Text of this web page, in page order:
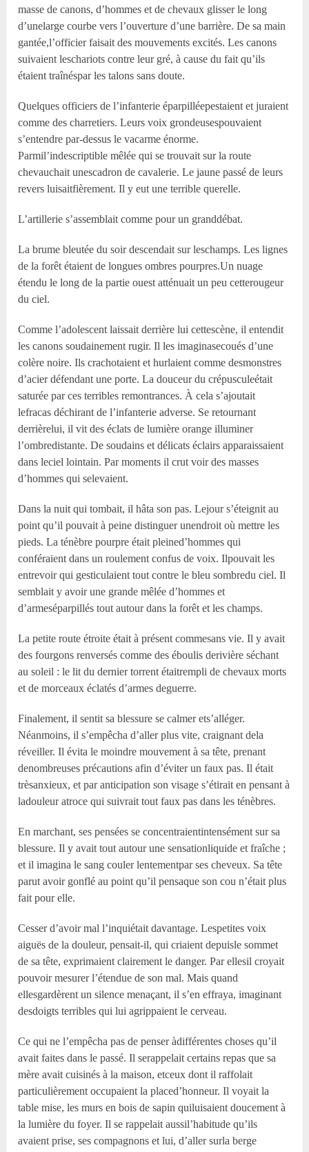
masse de canons, d’hommes et de chevaux glisser le long
d’unelarge courbe vers l’ouverture d’une barrière. De sa main
gantée,l’officier faisait des mouvements excités. Les canons
suivaient leschariots contre leur gré, à cause du fait qu’ils
étaient traînéspar les talons sans doute.
Quelques officiers de l’infanterie éparpilléepestaient et juraient
comme des charretiers. Leurs voix grondeusespouvaient
s’entendre par-dessus le vacarme énorme.
Parmil’indescriptible mêlée qui se trouvait sur la route
chevauchait unescadron de cavalerie. Le jaune passé de leurs
revers luisaitfièrement. Il y eut une terrible querelle.
L’artillerie s’assemblait comme pour un granddébat.
La brume bleutée du soir descendait sur leschamps. Les lignes
de la forêt étaient de longues ombres pourpres.Un nuage
étendu le long de la partie ouest atténuait un peu cetterougeur
du ciel.
Comme l’adolescent laissait derrière lui cettescène, il entendit
les canons soudainement rugir. Il les imaginasecoués d’une
colère noire. Ils crachotaient et hurlaient comme desmonstres
d’acier défendant une porte. La douceur du crépusculeétait
saturée par ces terribles remontrances. À cela s’ajoutait
lefracas déchirant de l’infanterie adverse. Se retournant
derrièrelui, il vit des éclats de lumière orange illuminer
l’ombredistante. De soudains et délicats éclairs apparaissaient
dans leciel lointain. Par moments il crut voir des masses
d’hommes qui selevaient.
Dans la nuit qui tombait, il hâta son pas. Lejour s’éteignit au
point qu’il pouvait à peine distinguer unendroit où mettre les
pieds. La ténèbre pourpre était pleined’hommes qui
conféraient dans un roulement confus de voix. Ilpouvait les
entrevoir qui gesticulaient tout contre le bleu sombredu ciel. Il
semblait y avoir une grande mêlée d’hommes et
d’armeséparpillés tout autour dans la forêt et les champs.
La petite route étroite était à présent commesans vie. Il y avait
des fourgons renversés comme des éboulis derivière séchant
au soleil : le lit du dernier torrent étaitrempli de chevaux morts
et de morceaux éclatés d’armes deguerre.
Finalement, il sentit sa blessure se calmer ets’alléger.
Néanmoins, il s’empêcha d’aller plus vite, craignant dela
réveiller. Il évita le moindre mouvement à sa tête, prenant
denombreuses précautions afin d’éviter un faux pas. Il était
trèsanxieux, et par anticipation son visage s’étirait en pensant à
ladouleur atroce qui suivrait tout faux pas dans les ténèbres.
En marchant, ses pensées se concentraientintensément sur sa
blessure. Il y avait tout autour une sensationliquide et fraîche ;
et il imagina le sang couler lentementpar ses cheveux. Sa tête
parut avoir gonflé au point qu’il pensaque son cou n’était plus
fait pour elle.
Cesser d’avoir mal l’inquiétait davantage. Lespetites voix
aiguës de la douleur, pensait-il, qui criaient depuisle sommet
de sa tête, exprimaient clairement le danger. Par ellesil croyait
pouvoir mesurer l’étendue de son mal. Mais quand
ellesgardèrent un silence menaçant, il s’en effraya, imaginant
desdoigts terribles qui lui agrippaient le cerveau.
Ce qui ne l’empêcha pas de penser àdifférentes choses qu’il
avait faites dans le passé. Il serappelait certains repas que sa
mère avait cuisinés à la maison, etceux dont il raffolait
particulièrement occupaient la placed’honneur. Il voyait la
table mise, les murs en bois de sapin quiluisaient doucement à
la lumière du foyer. Il se rappelait aussil’habitude qu’ils
avaient prise, ses compagnons et lui, d’aller surla berge